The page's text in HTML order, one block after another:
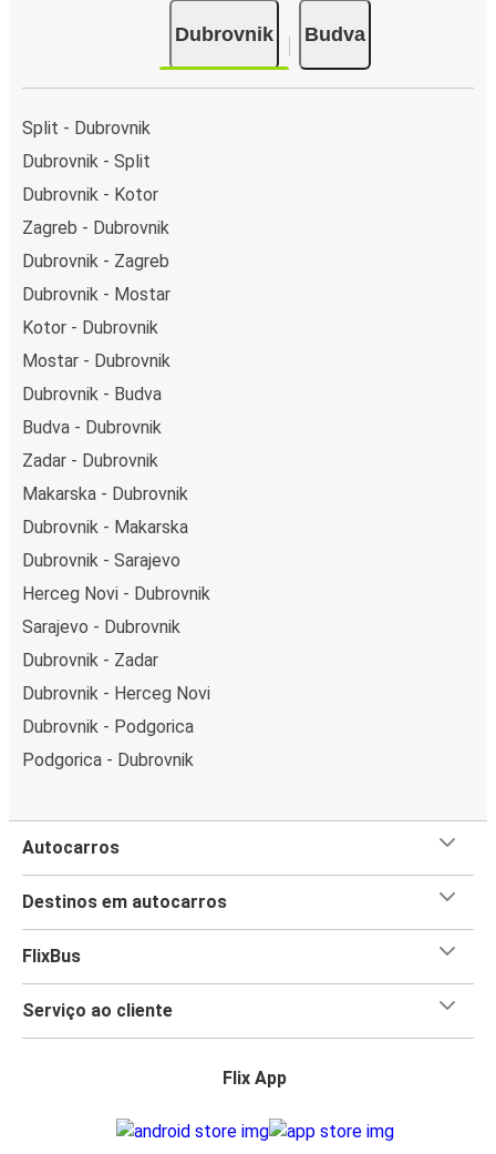
Dubrovnik Budva
Split - Dubrovnik
Dubrovnik - Split
Dubrovnik - Kotor
Zagreb - Dubrovnik
Dubrovnik - Zagreb
Dubrovnik - Mostar
Kotor - Dubrovnik
Mostar - Dubrovnik
Dubrovnik - Budva
Budva - Dubrovnik
Zadar - Dubrovnik
Makarska - Dubrovnik
Dubrovnik - Makarska
Dubrovnik - Sarajevo
Herceg Novi - Dubrovnik
Sarajevo - Dubrovnik
Dubrovnik - Zadar
Dubrovnik - Herceg Novi
Dubrovnik - Podgorica
Podgorica - Dubrovnik
Autocarros
Destinos em autocarros
FlixBus
Serviço ao cliente
Flix App